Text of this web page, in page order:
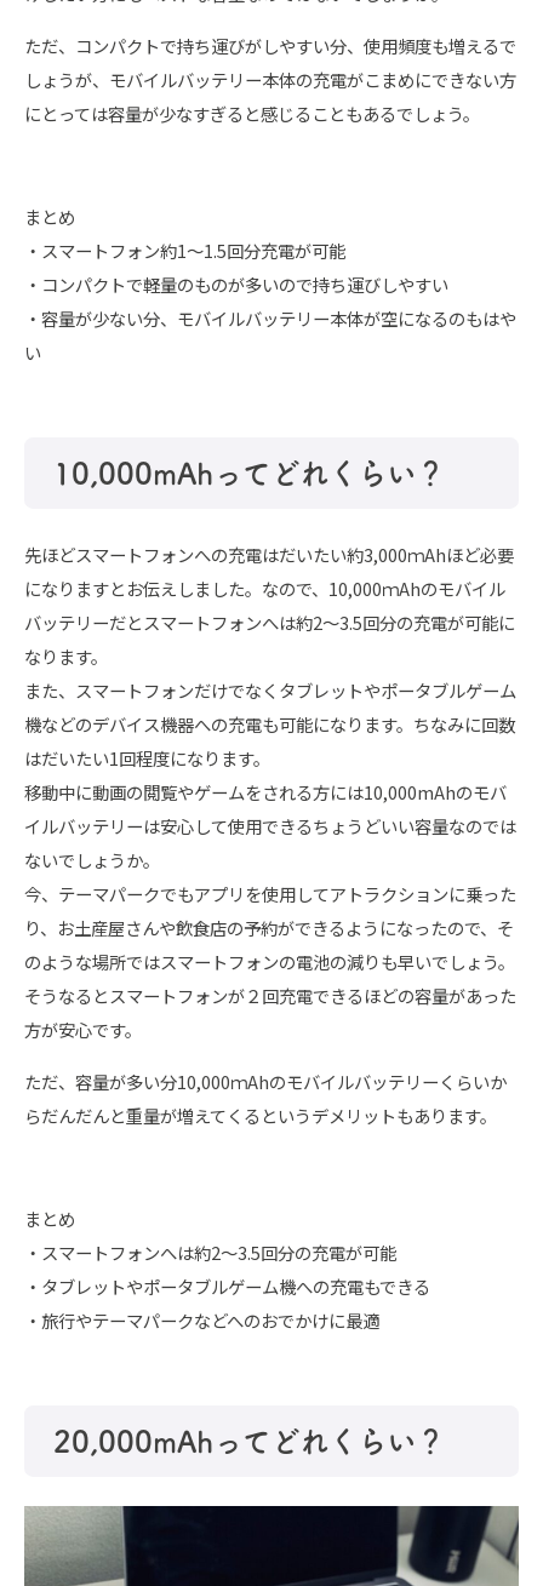
ただ、コンパクトで持ち運びがしやすい分、使用頻度も増えるで
しょうが、モバイルバッテリー本体の充電がこまめにできない方
にとっては容量が少なすぎると感じることもあるでしょう。
まとめ
・スマートフォン約1～1.5回分充電が可能
・コンパクトで軽量のものが多いので持ち運びしやすい
・容量が少ない分、モバイルバッテリー本体が空になるのもはや
い
10,000mAhってどれくらい？
先ほどスマートフォンへの充電はだいたい約3,000ｍAhほど必要
になりますとお伝えしました。なので、10,000ｍAhのモバイル
バッテリーだとスマートフォンへは約2～3.5回分の充電が可能に
なります。
また、スマートフォンだけでなくタブレットやポータブルゲーム
機などのデバイス機器への充電も可能になります。ちなみに回数
はだいたい1回程度になります。
移動中に動画の閲覧やゲームをされる方には10,000mAhのモバ
イルバッテリーは安心して使用できるちょうどいい容量なのでは
ないでしょうか。
今、テーマパークでもアプリを使用してアトラクションに乗った
り、お土産屋さんや飲食店の予約ができるようになったので、そ
のような場所ではスマートフォンの電池の減りも早いでしょう。
そうなるとスマートフォンが２回充電できるほどの容量があった
方が安心です。
ただ、容量が多い分10,000ｍAhのモバイルバッテリーくらいか
らだんだんと重量が増えてくるというデメリットもあります。
まとめ
・スマートフォンへは約2～3.5回分の充電が可能
・タブレットやポータブルゲーム機への充電もできる
・旅行やテーマパークなどへのおでかけに最適
20,000mAhってどれくらい？